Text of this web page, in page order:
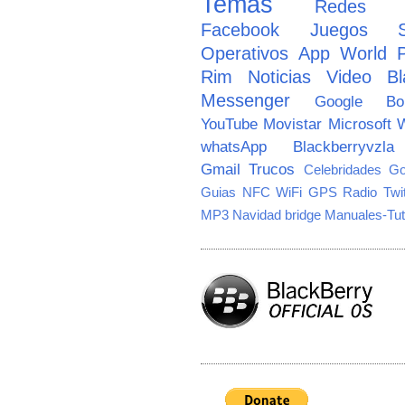
Redes
Facebook
Juegos
Operativos App World
Rim
Noticias Video
Messenger
Google
YouTube Movistar Microsoft
whatsApp
Blackberryvzla
Gmail Trucos Celebridades
Guias NFC WiFi GPS Radio
MP3 Navidad bridge Manuales-